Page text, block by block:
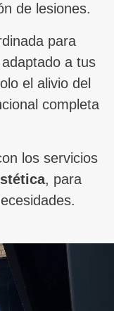
de lesiones.
para
a tus
el alivio del
completa
los servicios
, para